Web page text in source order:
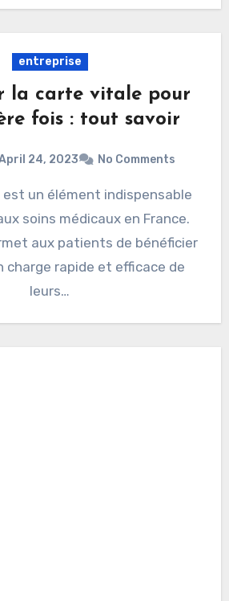
entreprise
la carte vitale pour
fois : tout savoir
24, 2023 No Comments
soins médicaux en France.
aux patients de bénéficier
charge rapide et efficace de
leurs…